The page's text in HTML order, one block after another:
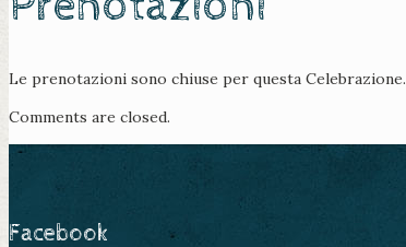
Le prenotazioni sono chiuse per questa Celebrazione.
Comments are closed.
Facebook